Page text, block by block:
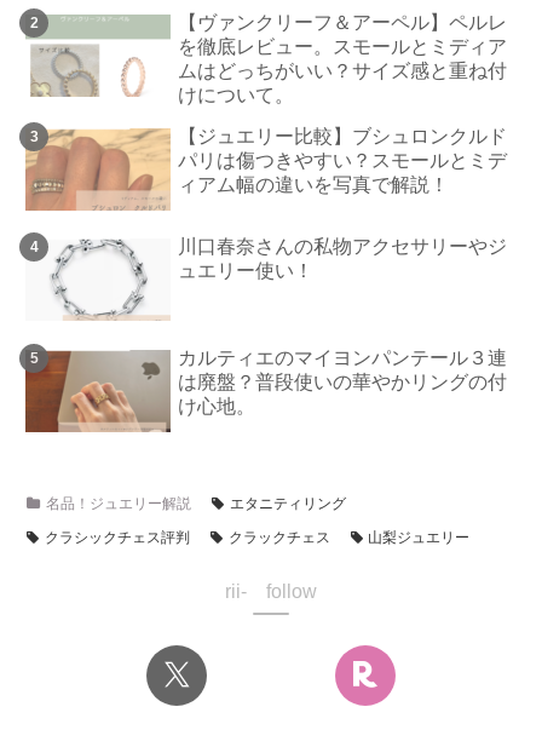
【ヴァンクリーフ＆アーペル】ペルレ
を徹底レビュー。スモールとミディア
ムはどっちがいい？サイズ感と重ね付
けについて。
【ジュエリー比較】ブシュロンクルド
パリは傷つきやすい？スモールとミデ
ィアム幅の違いを写真で解説！
川口春奈さんの私物アクセサリーやジ
ュエリー使い！
カルティエのマイヨンパンテール３連
は廃盤？普段使いの華やかリングの付
け心地。
名品！ジュエリー解説
エタニティリング
クラシックチェス評判
クラックチェス 山梨ジュエリー
rii- follow